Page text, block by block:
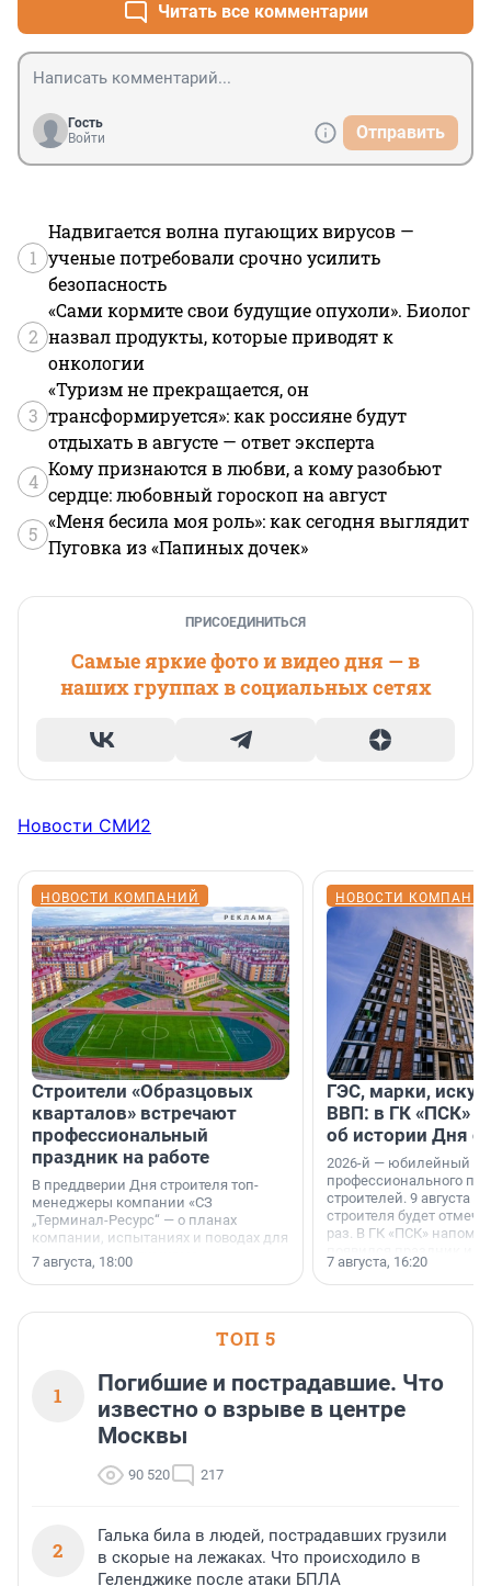
Читать все комментарии
Гость
Войти
Отправить
1
Надвигается волна пугающих вирусов —
ученые потребовали срочно усилить
безопасность
2
«Сами кормите свои будущие опухоли». Биолог
назвал продукты, которые приводят к
онкологии
3
«Туризм не прекращается, он
трансформируется»: как россияне будут
отдыхать в августе — ответ эксперта
4
Кому признаются в любви, а кому разобьют
сердце: любовный гороскоп на август
5
«Меня бесила моя роль»: как сегодня выглядит
Пуговка из «Папиных дочек»
ПРИСОЕДИНИТЬСЯ
Самые яркие фото и видео дня — в
наших группах в социальных сетях
Новости СМИ2
НОВОСТИ КОМПАНИЙ
Строители «Образцовых
кварталов» встречают
профессиональный
праздник на работе
В преддверии Дня строителя топ-
менеджеры компании «СЗ
„Терминал-Ресурс“ — о планах
компании, испытаниях и поводах для
осторожного оптимизма.
7 августа, 18:00
НОВОСТИ
ГЭС, марки,
ВВП: в ГК «ПСК»
об истории Дня
2026-й — юбилейный
профессионального
строителей. 9 августа
строителя будет
раз. В ГК «ПСК»
поменялась роль
7 августа, 16:20
ТОП 5
1
Погибшие и пострадавшие. Что
известно о взрыве в центре
Москвы
90 520 217
2
Галька била в людей, пострадавших грузили
в скорые на лежаках. Что происходило в
Геленджике после атаки БПЛА